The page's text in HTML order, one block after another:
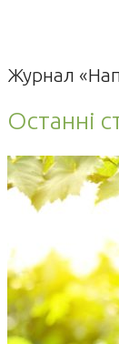
Журнал
Останні